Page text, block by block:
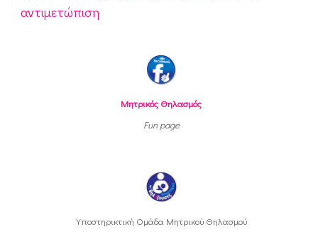
αντιμετώπιση
Μητρικός Θηλασμός
Fun page
Υποστηρικτική Oμάδα Μητρικού Θηλασμού